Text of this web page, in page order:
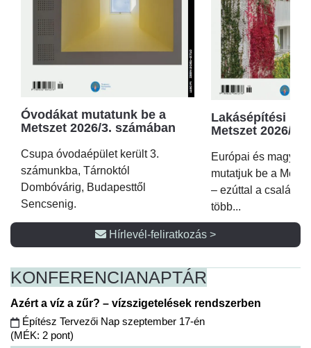
Óvodákat mutatunk be a
Metszet 2026/3. számában
Csupa óvodaépület került 3.
számunkba, Tárnoktól
Dombóvárig, Budapesttől
Sencsenig.
Lakásépítési
Metszet 2026/2.
Európai és magyar
mutatjuk be a
– ezúttal a családi
több...
Hírlevél-feliratkozás >
KONFERENCIANAPTÁR
Azért a víz a zűr? – vízszigetelések rendszerben
Építész Tervezői Nap szeptember 17-én
(MÉK: 2 pont)